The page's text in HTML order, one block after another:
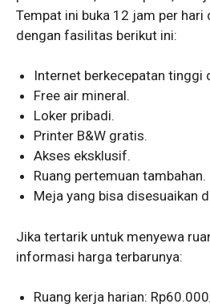
Tempat ini buka 12 jam per
dengan fasilitas berikut ini:
Internet berkecepatan tinggi
Free air mineral.
Loker pribadi.
Printer B&W gratis.
Akses eksklusif.
Ruang pertemuan tambahan.
Meja yang bisa disesuaikan
Jika tertarik untuk menyewa
informasi harga terbarunya:
Ruang kerja harian: